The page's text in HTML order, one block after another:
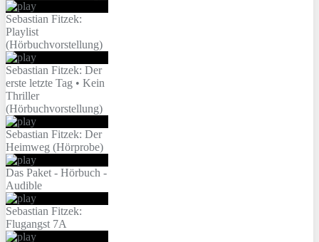
Sebastian Fitzek:
Playlist
(Hörbuchvorstellung)
Sebastian Fitzek: Der
erste letzte Tag • Kein
Thriller
(Hörbuchvorstellung)
Sebastian Fitzek: Der
Heimweg (Hörprobe)
Das Paket - Hörbuch -
Audible
Sebastian Fitzek:
Flugangst 7A